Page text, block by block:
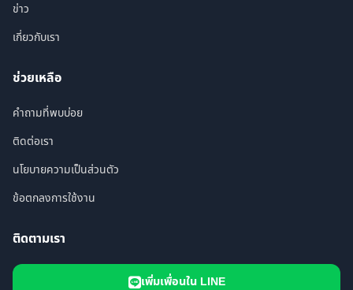
ข่าว
เกี่ยวกับเรา
ช่วยเหลือ
คำถามที่พบบ่อย
ติดต่อเรา
นโยบายความเป็นส่วนตัว
ข้อตกลงการใช้งาน
ติดตามเรา
เพิ่มเพื่อนใน LINE